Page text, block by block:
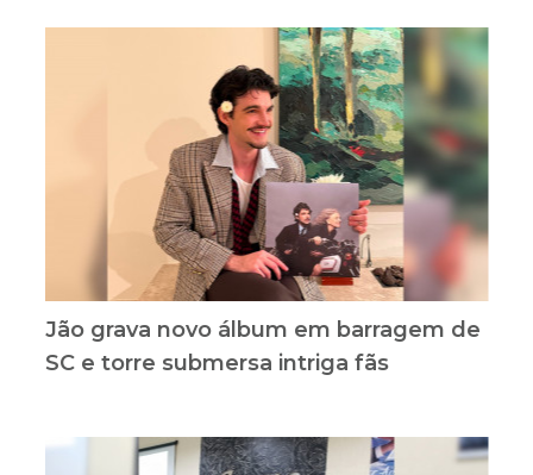
Jão grava novo álbum em barragem de
SC e torre submersa intriga fãs